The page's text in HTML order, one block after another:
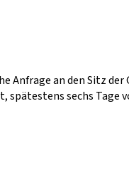
an den Sitz der
spätestens sechs Tage